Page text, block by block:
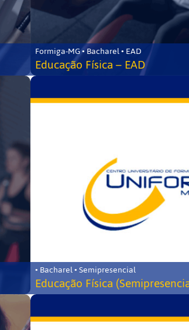
Formiga-MG • Bacharel • EAD
Educação Física – EAD
• Bacharel • Semipresencial
Educação Física